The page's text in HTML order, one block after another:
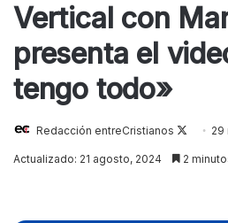
Vertical con
presenta el
tengo todo»
Redacción entreCristianos
Follow
29
Actualizado: 21 agosto, 2024 2